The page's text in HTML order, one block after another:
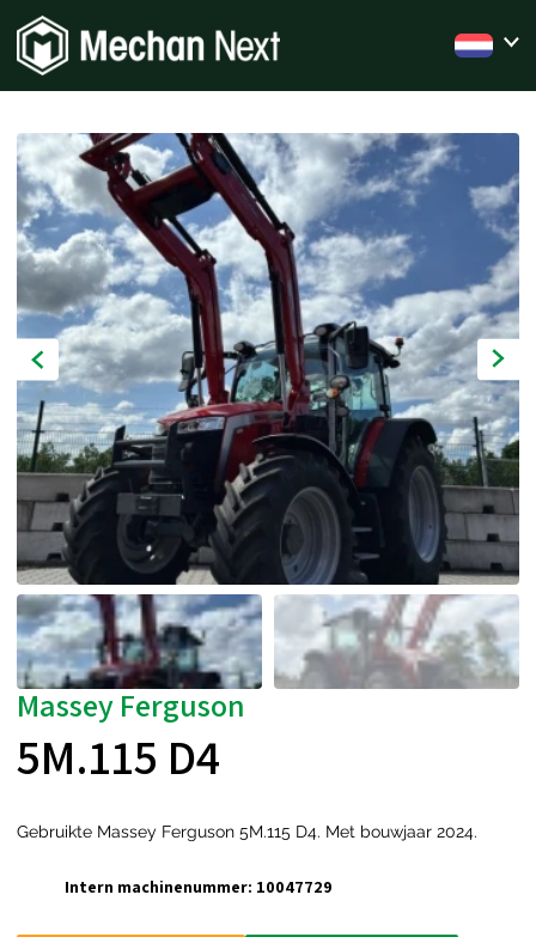
Massey Ferguson
5M.115 D4
Gebruikte Massey Ferguson 5M.115 D4. Met bouwjaar 2024.
Intern machinenummer: 10047729